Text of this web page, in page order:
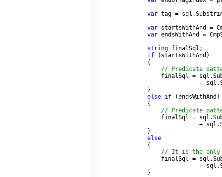
var tag =
var startsWithAnd =
var endsWithAnd =
string finalSql;
if (startsWithAnd)
            {
// Predicate
finalSql =
+
            }
else if (endsWithAnd)
            {
// Predicate
finalSql =
+
            }
else
            {
// It is the only
finalSql =
+
            }